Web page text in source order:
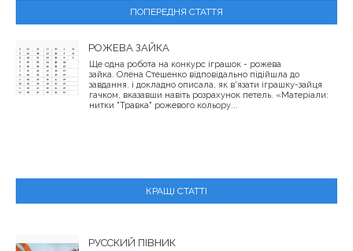
ПОПЕРЕДНЯ СТАТТЯ
РОЖЕВА ЗАЙКА
Ще одна робота на конкурс іграшок - рожева
зайка. Олена Стешенко відповідально підійшла до
завдання, і докладно описала, як в'язати іграшку-зайця
гачком, вказавши навіть розрахунок петель. «Матеріали:
нитки "Травка" рожевого кольору...
КРАЩІ СТАТТІ
РУССКИЙ ПІВНИК